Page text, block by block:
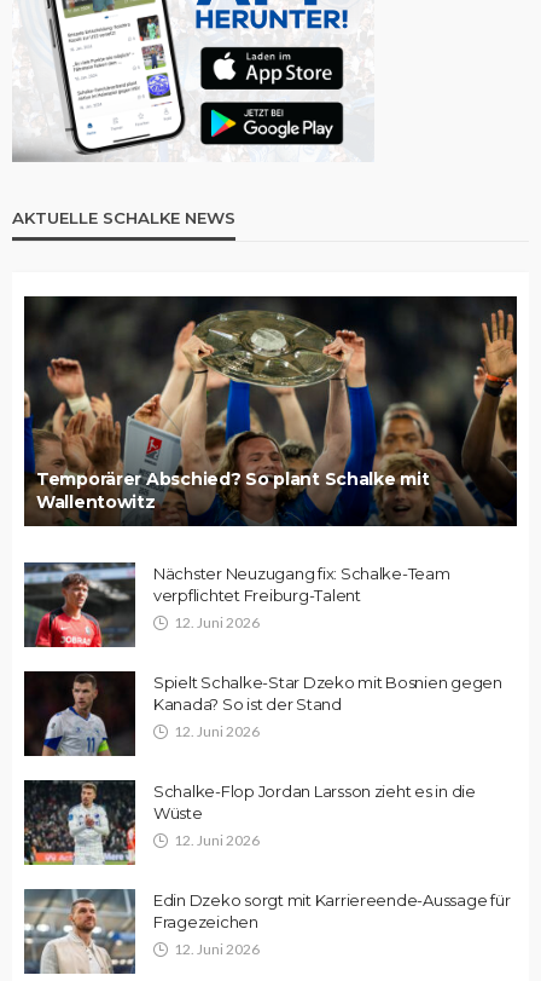
AKTUELLE SCHALKE NEWS
Temporärer Abschied? So plant Schalke mit
Wallentowitz
Nächster Neuzugang fix: Schalke-Team
verpflichtet Freiburg-Talent
12. Juni 2026
Spielt Schalke-Star Dzeko mit Bosnien gegen
Kanada? So ist der Stand
12. Juni 2026
Schalke-Flop Jordan Larsson zieht es in die
Wüste
12. Juni 2026
Edin Dzeko sorgt mit Karriereende-Aussage für
Fragezeichen
12. Juni 2026